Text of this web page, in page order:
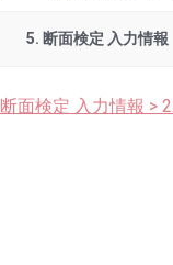
5. 断面検定 入力情報
面検定 入力情報 >